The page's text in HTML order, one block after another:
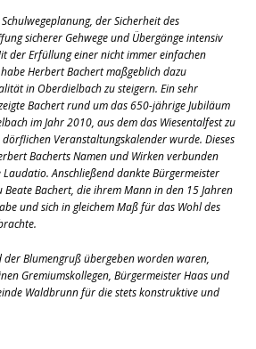
der Sicherheit des
sicherer Gehwege und Übergänge intensiv
der Erfüllung einer nicht immer einfachen
Herbert Bachert maßgeblich dazu
in Oberdielbach zu steigern. Ein sehr
Bachert rund um das 650-jährige Jubiläum
im Jahr 2010, aus dem das Wiesentalfest zu
Veranstaltungskalender wurde. Dieses
Bacherts Namen und Wirken verbunden
Laudatio. Anschließend dankte Bürgermeister
Bachert, die ihrem Mann in den 15 Jahren
und sich in gleichem Maß für das Wohl des
der Blumengruß übergeben worden waren,
Gremiumskollegen, Bürgermeister Haas und
Waldbrunn für die stets konstruktive und